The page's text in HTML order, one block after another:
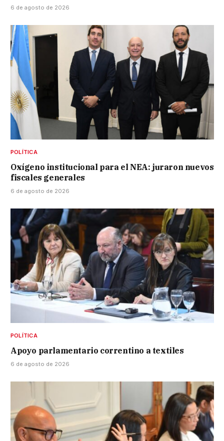
6 de agosto de 2026
POLÍTICA
Oxígeno institucional para el NEA: juraron nuevos
fiscales generales
6 de agosto de 2026
POLÍTICA
Apoyo parlamentario correntino a textiles
6 de agosto de 2026